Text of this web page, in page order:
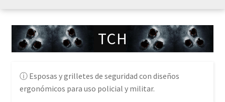
TCH
Esposas y grilletes de seguridad con diseños
ergonómicos para uso policial y militar.